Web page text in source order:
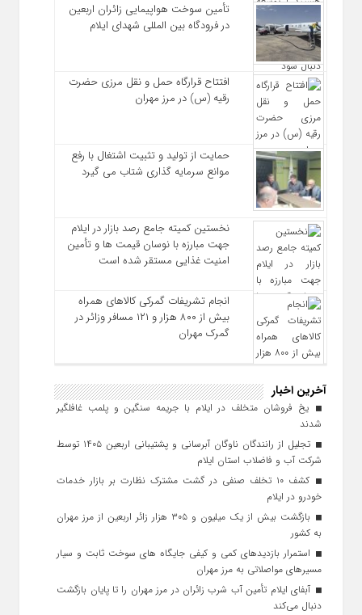
تأمین سوخت هواپیمایی زائران اربعین
در فرودگاه بین المللی شهدای ایلام
افتتاح قرارگاه حمل‌ و نقل مرزی حضرت
رقیه (س) در مرز مهران
حمایت از تولید و تثبیت اشتغال با رفع
موانع سرمایه‌ گذاری شتاب می‌ گیرد
نخستین کمیته جامع رصد بازار در ایلام
جهت مبارزه با نوسان قیمت‌ ها و تأمین
امنیت غذایی مستقر شده است
انجام تشریفات گمرکی کالاهای همراه
بیش از ۸۰۰ هزار و ۱۲۱ مسافر وزائر در
گمرک مهران
آخرین اخبار
یخ‌ فروشان متخلف در ایلام با جریمه سنگین و پلمب غافلگیر
شدند
تجلیل از رانندگان ناوگان آبرسانی و پشتیبانی اربعین ۱۴۰۵ توسط
شرکت آب و فاضلاب استان ایلام
کشف ۱۰ تخلف صنفی در گشت مشترک نظارت بر بازار خدمات
خودرو در ایلام
بازگشت بیش از یک میلیون و ۳۰۵ هزار زائر اربعین از مرز مهران
به کشور
استمرار بازدیدهای کمی و کیفی جایگاه‌ های سوخت ثابت و سیار
مسیرهای مواصلاتی به مرز مهران
آبفای ایلام تأمین آب شرب زائران در مرز مهران را تا پایان بازگشت
دنبال می‌کند